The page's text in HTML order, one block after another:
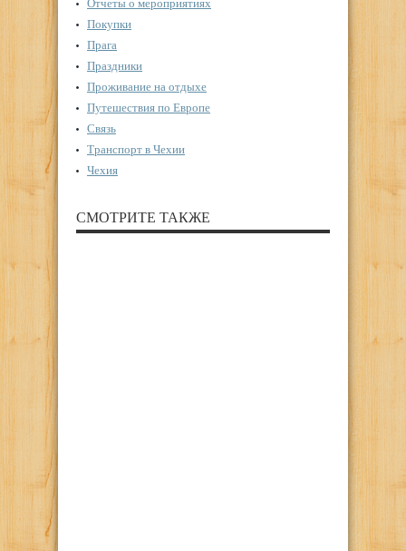
Отчеты о мероприятиях
Покупки
Прага
Праздники
Проживание на отдыхе
Путешествия по Европе
Связь
Транспорт в Чехии
Чехия
СМОТРИТЕ ТАКЖЕ